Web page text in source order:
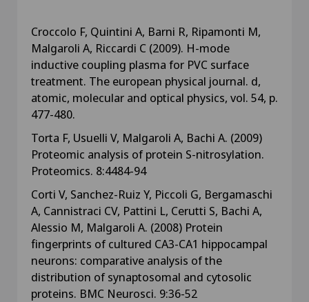
Croccolo F, Quintini A, Barni R, Ripamonti M,
Malgaroli A, Riccardi C (2009). H-mode
inductive coupling plasma for PVC surface
treatment. The european physical journal. d,
atomic, molecular and optical physics, vol. 54, p.
477-480.
Torta F, Usuelli V, Malgaroli A, Bachi A. (2009)
Proteomic analysis of protein S-nitrosylation.
Proteomics. 8:4484-94
Corti V, Sanchez-Ruiz Y, Piccoli G, Bergamaschi
A, Cannistraci CV, Pattini L, Cerutti S, Bachi A,
Alessio M, Malgaroli A. (2008) Protein
fingerprints of cultured CA3-CA1 hippocampal
neurons: comparative analysis of the
distribution of synaptosomal and cytosolic
proteins. BMC Neurosci. 9:36-52